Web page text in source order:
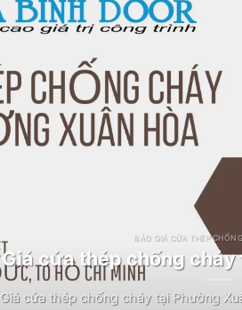
BÁO GIÁ CỬA THÉP
Giá cửa thép chống cháy
Giá cửa thép chống cháy tại Phường